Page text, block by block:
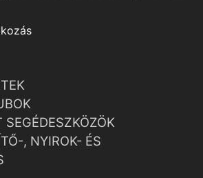
SEGÉDESZKÖZÖK
, NYIROK- ÉS